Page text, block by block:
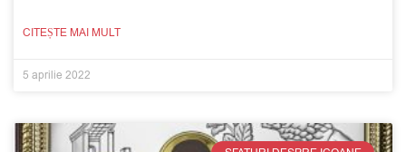
CITEȘTE MAI MULT
5 aprilie 2022